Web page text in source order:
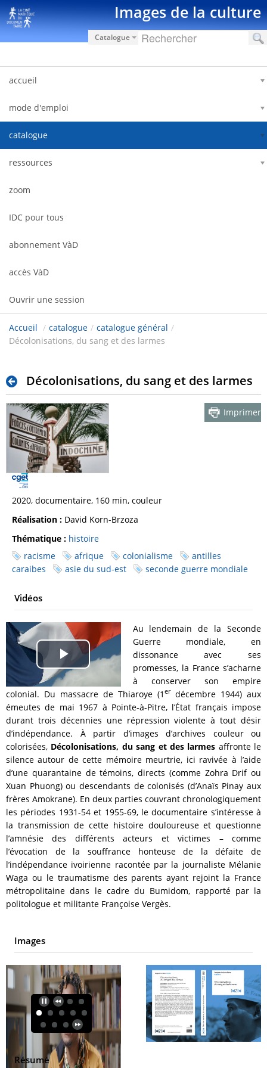
Saut au contenu Images de la culture
Catalogue
accueil
mode d'emploi
catalogue
ressources
zoom
IDC pour tous
abonnement VàD
accès VàD
Ouvrir une session
Accueil / catalogue / catalogue général /
Décolonisations, du sang et des larmes
Décolonisations, du sang et des larmes
Imprimer
2020, documentaire, 160 min, couleur
Réalisation : David Korn-Brzoza
Thématique : histoire
racisme
afrique colonialisme
antilles
caraibes
asie du sud-est seconde guerre mondiale
Vidéos
Play
Video
Au lendemain de la Seconde
Guerre mondiale, en
dissonance avec ses
promesses, la France s’acharne
à conserver son empire
colonial. Du massacre de Thiaroye (1 erdécembre 1944) aux
émeutes de mai 1967 à Pointe-à-Pitre, l’État français impose
durant trois décennies une répression violente à tout désir
d’indépendance. À partir d’images d’archives couleur ou
colorisées, Décolonisations, du sang et des larmes affronte le
silence autour de cette mémoire meurtrie, ici ravivée à l’aide
d’une quarantaine de témoins, directs (comme Zohra Drif ou
Xuan Phuong) ou descendants de colonisés (d’Anaïs Pinay aux
frères Amokrane). En deux parties couvrant chronologiquement
les périodes 1931-54 et 1955-69, le documentaire s’intéresse à
la transmission de cette histoire douloureuse et questionne
l’amnésie des différents acteurs et victimes – comme
l’évocation de la souffrance honteuse de la défaite de
l’indépendance ivoirienne racontée par la journaliste Mélanie
Waga ou le traumatisme des parents ayant rejoint la France
métropolitaine dans le cadre du Bumidom, rapporté par la
politologue et militante Françoise Vergès.
Images
Résumé